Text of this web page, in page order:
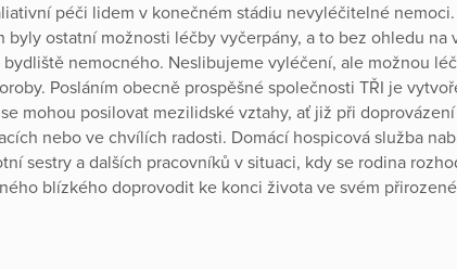
péči lidem v konečném stádiu nevyléčitelné nemoci.
byly ostatní možnosti léčby vyčerpány, a to bez ohledu na
bydliště nemocného. Neslibujeme vyléčení, ale možnou
Posláním obecně prospěšné společnosti TŘI je
mohou posilovat mezilidské vztahy, ať již při
nebo ve chvílích radosti. Domácí hospicová služba
sestry a dalších pracovníků v situaci, kdy se rodina
blízkého doprovodit ke konci života ve svém